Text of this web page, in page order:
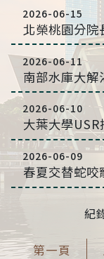
2026-06-15
2026-06-11
2026-06-10
2026-06-09
紀
第一頁